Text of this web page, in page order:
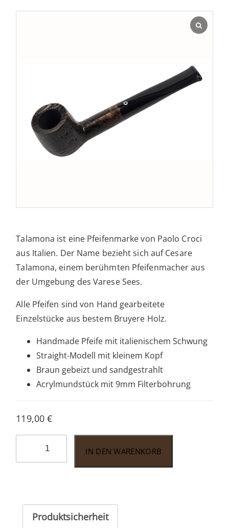
Talamona ist eine Pfeifenmarke von Paolo Croci
aus Italien. Der Name bezieht sich auf Cesare
Talamona, einem berühmten Pfeifenmacher aus
der Umgebung des Varese Sees.
Alle Pfeifen sind von Hand gearbeitete
Einzelstücke aus bestem Bruyere Holz.
Handmade Pfeife mit italienischem Schwung
Straight-Modell mit kleinem Kopf
Braun gebeizt und sandgestrahlt
Acrylmundstück mit 9mm Filterbohrung
119,00€
IN DEN WARENKORB
Produktsicherheit